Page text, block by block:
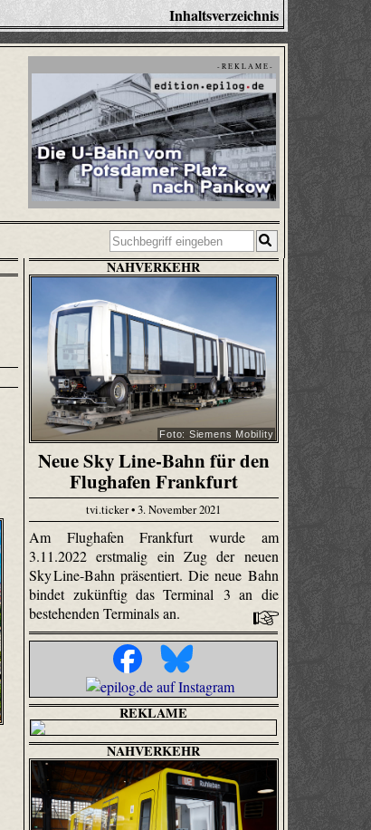
Inhaltsverzeichnis
- R E K L A M E -
NAHVERKEHR
Foto: Siemens Mobility
Neue Sky Line-Bahn für den
Flughafen Frankfurt
tvi.ticker • 3. November 2021
Am Flughafen Frankfurt wurde am
3.11.2022 erstmalig ein Zug der neuen
Sky Line-Bahn präsentiert. Die neue Bahn
bindet zukünftig das Terminal 3 an die
bestehenden Terminals an.
REKLAME
NAHVERKEHR